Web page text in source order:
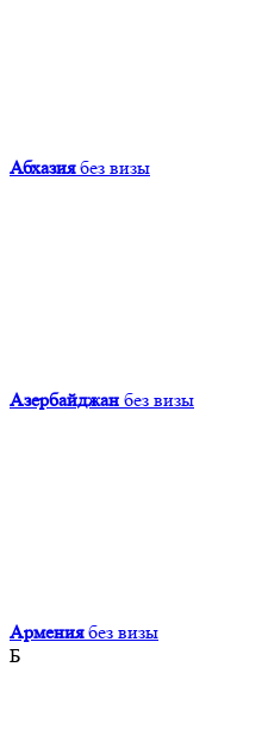
Абхазия без визы
Азербайджан без визы
Армения без визы
Б